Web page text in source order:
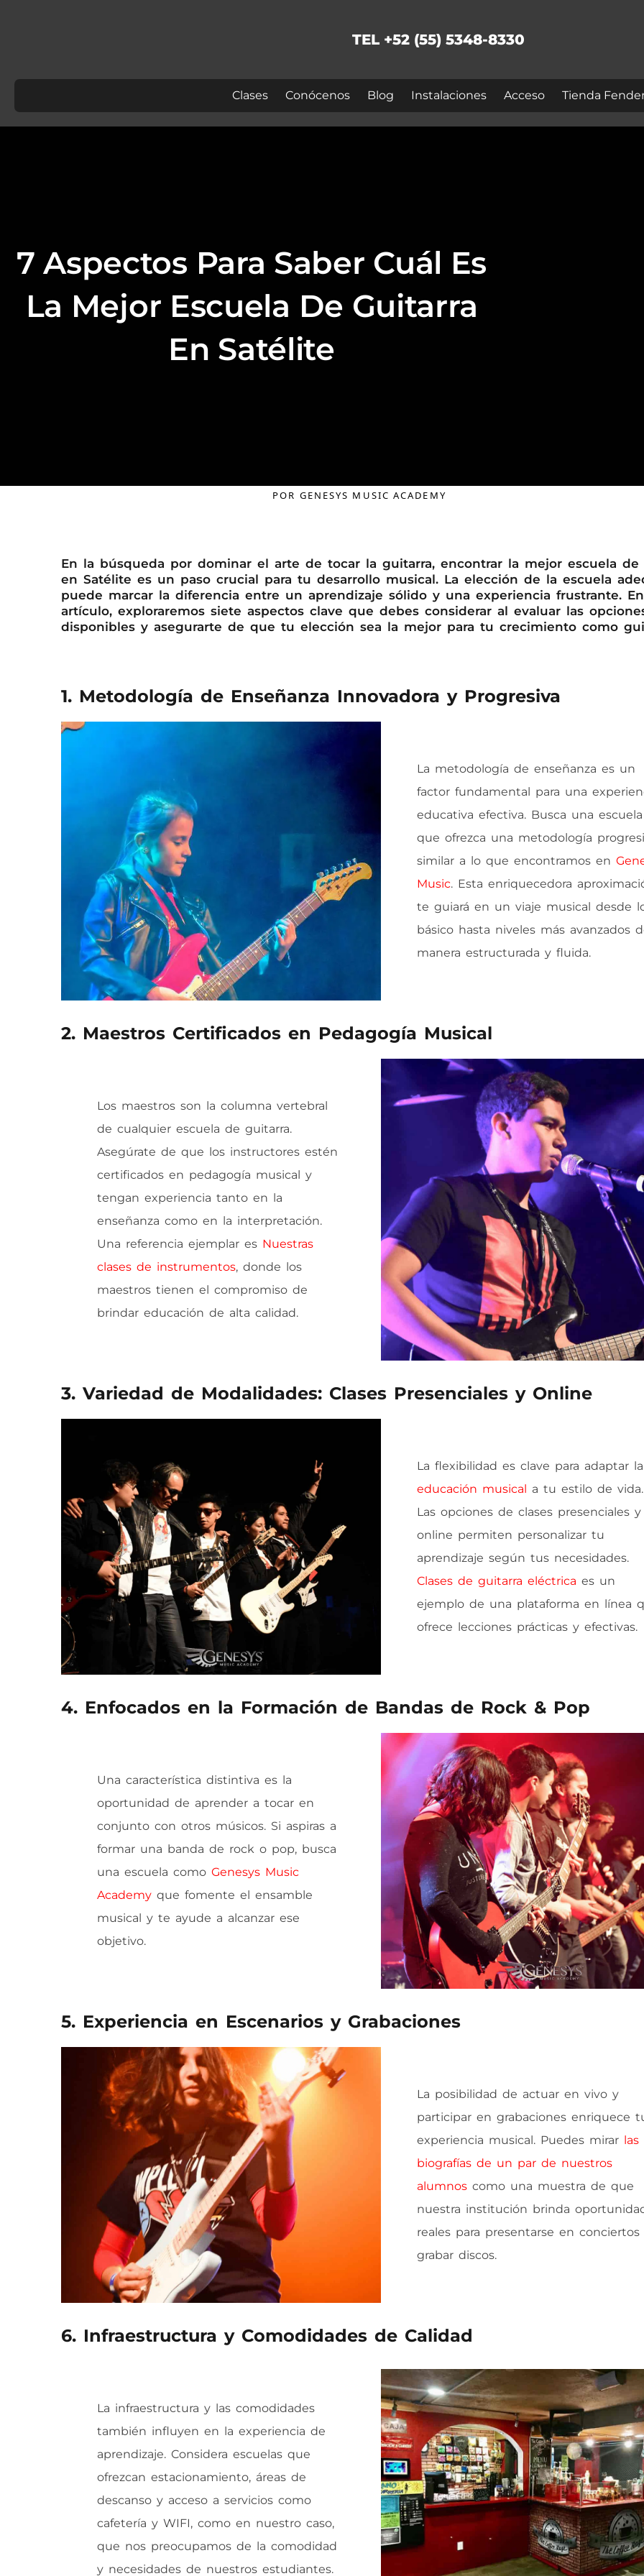
TEL +52 (55) 5348-8330
Clases Conócenos Blog Instalaciones Acceso Tienda
7 Aspectos Para Saber Cuál Es
La Mejor Escuela De Guitarra
En Satélite
POR GENESYS MUSIC ACADEMY
En la búsqueda por dominar el arte de tocar la guitarra, encontrar la mejor escuela de
en Satélite es un paso crucial para tu desarrollo musical. La elección de la escuela
puede marcar la diferencia entre un aprendizaje sólido y una experiencia frustrante.
artículo, exploraremos siete aspectos clave que debes considerar al evaluar las
disponibles y asegurarte de que tu elección sea la mejor para tu crecimiento como
1. Metodología de Enseñanza Innovadora y Progresiva
La metodología de enseñanza es un
factor fundamental para una
educativa efectiva. Busca una escuela
que ofrezca una metodología
similar a lo que encontramos en
Music. Esta enriquecedora
te guiará en un viaje musical desde
básico hasta niveles más avanzados
manera estructurada y fluida.
2. Maestros Certificados en Pedagogía Musical
Los maestros son la columna vertebral
de cualquier escuela de guitarra.
Asegúrate de que los instructores estén
certificados en pedagogía musical y
tengan experiencia tanto en la
enseñanza como en la interpretación.
Una referencia ejemplar es Nuestras
clases de instrumentos, donde los
maestros tienen el compromiso de
brindar educación de alta calidad.
3. Variedad de Modalidades: Clases Presenciales y Online
La flexibilidad es clave para adaptar la
educación musical a tu estilo de vida.
Las opciones de clases presenciales y
online permiten personalizar tu
aprendizaje según tus necesidades.
Clases de guitarra eléctrica es un
ejemplo de una plataforma en línea
ofrece lecciones prácticas y efectivas.
4. Enfocados en la Formación de Bandas de Rock & Pop
Una característica distintiva es la
oportunidad de aprender a tocar en
conjunto con otros músicos. Si aspiras a
formar una banda de rock o pop, busca
una escuela como Genesys Music
Academy que fomente el ensamble
musical y te ayude a alcanzar ese
objetivo.
5. Experiencia en Escenarios y Grabaciones
La posibilidad de actuar en vivo y
participar en grabaciones enriquece
experiencia musical. Puedes mirar las
biografías de un par de nuestros
alumnos como una muestra de que
nuestra institución brinda
reales para presentarse en conciertos
grabar discos.
6. Infraestructura y Comodidades de Calidad
La infraestructura y las comodidades
también influyen en la experiencia de
aprendizaje. Considera escuelas que
ofrezcan estacionamiento, áreas de
descanso y acceso a servicios como
cafetería y WIFI, como en nuestro caso,
que nos preocupamos de la comodidad
y necesidades de nuestros estudiantes.